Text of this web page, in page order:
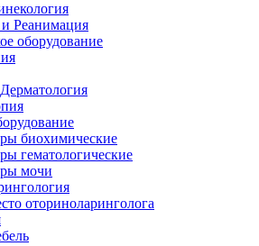
и Реанимация
оборудование
биохимические
гематологические
мочи
оториноларинголога